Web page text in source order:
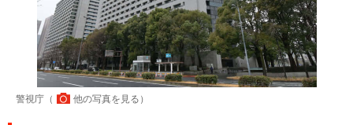
警視庁（ 他の写真を見る ）